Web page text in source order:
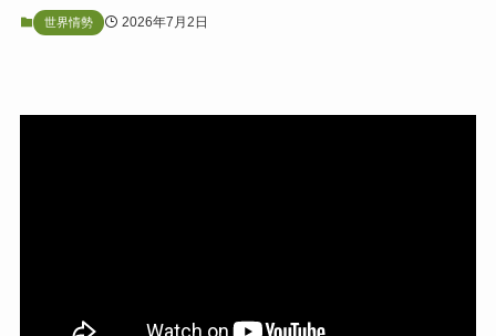
世界情勢 2026年7月2日